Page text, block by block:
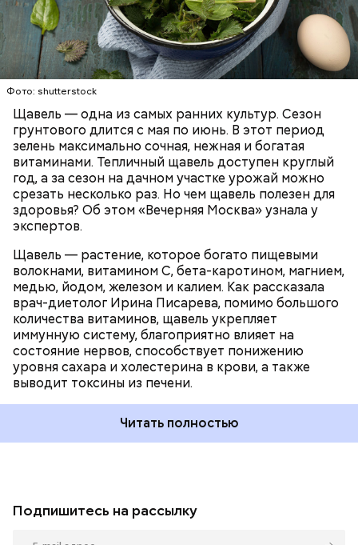
Фото: shutterstock
Щавель — одна из самых ранних культур. Сезон
грунтового длится с мая по июнь. В этот период
зелень максимально сочная, нежная и богатая
витаминами. Тепличный щавель доступен круглый
год, а за сезон на дачном участке урожай можно
срезать несколько раз. Но чем щавель полезен для
здоровья? Об этом «Вечерняя Москва» узнала у
экспертов.
Щавель — растение, которое богато пищевыми
волокнами, витамином С, бета-каротином, магнием,
медью, йодом, железом и калием. Как рассказала
врач-диетолог Ирина Писарева, помимо большого
количества витаминов, щавель укрепляет
иммунную систему, благоприятно влияет на
состояние нервов, способствует понижению
уровня сахара и холестерина в крови, а также
выводит токсины из печени.
Опасность же щавеля состоит в том, что он
содержит большое количество щавелевой кислоты,
которая может способствовать образованию
Читать полностью
ЗДОРОВЬЕ ВРАЧИ
РАСТЕНИЯ
ПРОДУКТЫ
Подпишитесь на рассылку